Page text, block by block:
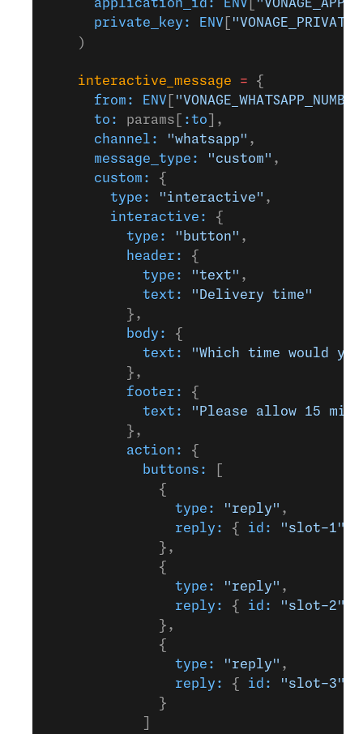
      application_id:
ENV
      private_key:
ENV
    )
    interactive_message
= {
      from:
ENV
      to:
params[ :to ],
      channel:
"whatsapp" ,
      message_type:
"custom" ,
      custom:
{
        type:
"interactive" ,
        interactive:
{
          type:
"button" ,
          header:
{
            type:
"text" ,
            text:
"Delivery time"
          },
          body:
{
            text:
"Which time would
          },
          footer:
{
            text:
"Please allow 15
          },
          action:
{
            buttons:
              {
                type:
"reply" ,
                reply:
{ id: "slot-1"
              },
              {
                type:
"reply" ,
                reply:
{ id: "slot-2"
              },
              {
                type:
"reply" ,
                reply:
{ id: "slot-3"
              }